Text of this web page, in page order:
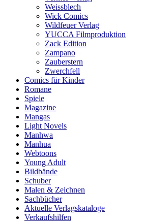
Weissblech
Wick Comics
Wildfeuer Verlag
YUCCA Filmproduktion
Zack Edition
Zampano
Zauberstern
Zwerchfell
Comics für Kinder
Romane
Spiele
Magazine
Mangas
Light Novels
Manhwa
Manhua
Webtoons
Young Adult
Bildbände
Schuber
Malen & Zeichnen
Sachbücher
Aktuelle Verlagskataloge
Verkaufshilfen